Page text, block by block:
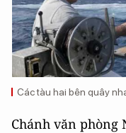
Các tàu hai bên quây
Chánh văn phòng